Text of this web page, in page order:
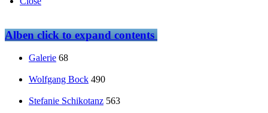
Albenclick to expand contents
Galerie 68
Wolfgang Bock 490
Stefanie Schikotanz 563